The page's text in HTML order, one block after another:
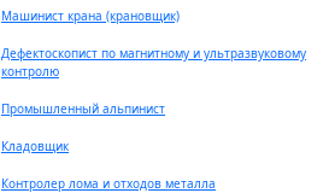
Машинист крана (крановщик)
Дефектоскопист по магнитному и ультразвуковому
контролю
Промышленный альпинист
Кладовщик
Контролер лома и отходов металла